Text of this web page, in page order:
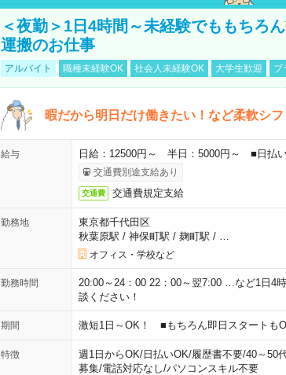
＜夜勤＞1日4時間～未経験でももちろ
運搬のお仕事
アルバイト 職種未経験OK 社会人未経験OK 大学生歓迎 ブ
暇だから明日だけ働きたい！など柔軟シ
給与 日給：12500円～ 半日：5000円～ ■日払い
交通費別途支給あり
交通費 交通費規定支給
勤務地
東京都千代田区
秋葉原駅 / 神保町駅 / 麹町駅 /
オフィス・学校など
勤務時間
20:00～24：00 22：00～翌7:00 …など1日4
談ください！
期間 激短1日～OK！ ■もちろん即日スタートも
特徴 週1日からOK/日払いOK/履歴書不要/40～50
募集/電話対応なし/パソコンスキル不要